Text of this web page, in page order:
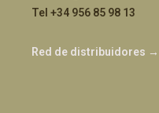
Tel +34 956 85 98 13
Red de distribuidores →